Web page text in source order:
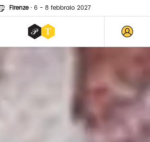
Firenze· 6 - 8 febbraio 2027